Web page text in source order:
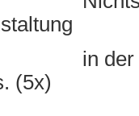
Bio-Med
(5x)